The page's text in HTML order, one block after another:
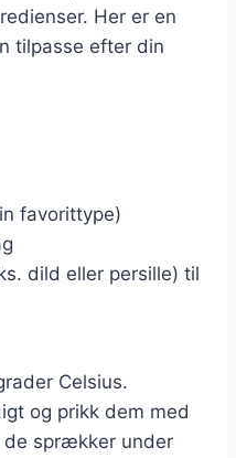
Her er en
tilpasse efter din
favorittype)
dild eller persille) til
Celsius.
og prikk dem med
sprækker under